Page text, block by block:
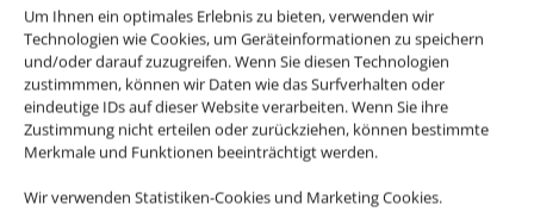
Um Ihnen ein optimales Erlebnis zu bieten, verwenden wir
Technologien wie Cookies, um Geräteinformationen zu speichern
und/oder darauf zuzugreifen. Wenn Sie diesen Technologien
zustimmmen, können wir Daten wie das Surfverhalten oder
eindeutige IDs auf dieser Website verarbeiten. Wenn Sie ihre
Zustimmung nicht erteilen oder zurückziehen, können bestimmte
Merkmale und Funktionen beeinträchtigt werden.
Wir verwenden Statistiken-Cookies und Marketing Cookies.